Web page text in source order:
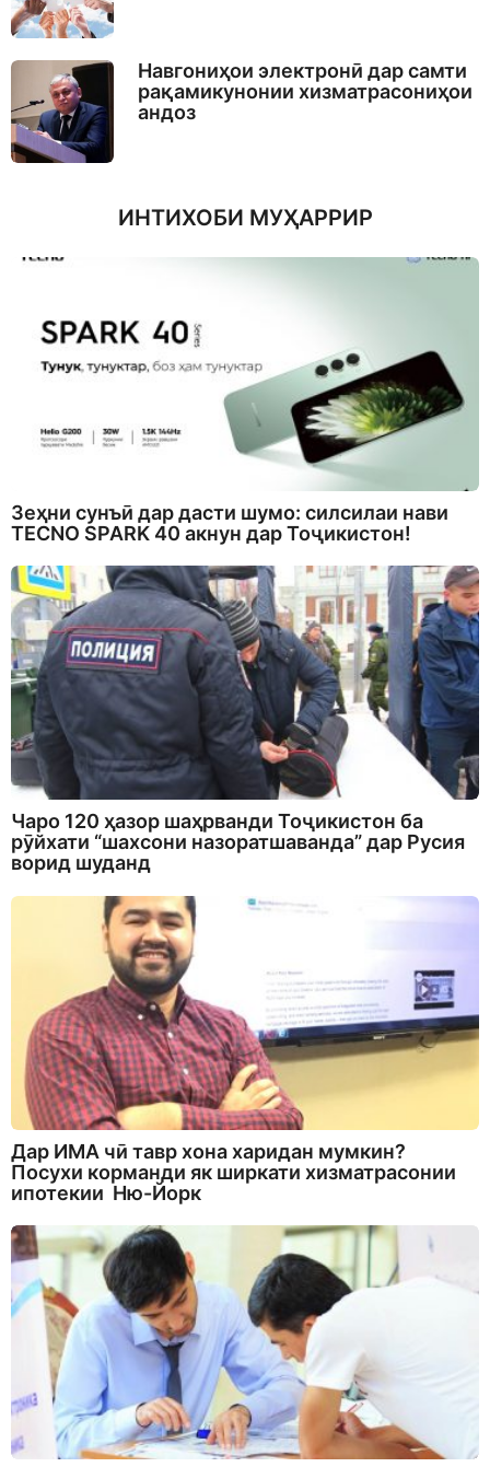
Навгониҳои электронӣ дар самти
рақамикунонии хизматрасониҳои
андоз
ИНТИХОБИ МУҲАРРИР
Зеҳни сунъӣ дар дасти шумо: силсилаи нави
TECNO SPARK 40 акнун дар Тоҷикистон!
Чаро 120 ҳазор шаҳрванди Тоҷикистон ба
рӯйхати “шахсони назоратшаванда” дар Русия
ворид шуданд
Дар ИМА чӣ тавр хона харидан мумкин?
Посухи корманди як ширкати хизматрасонии
ипотекии Ню-Йорк